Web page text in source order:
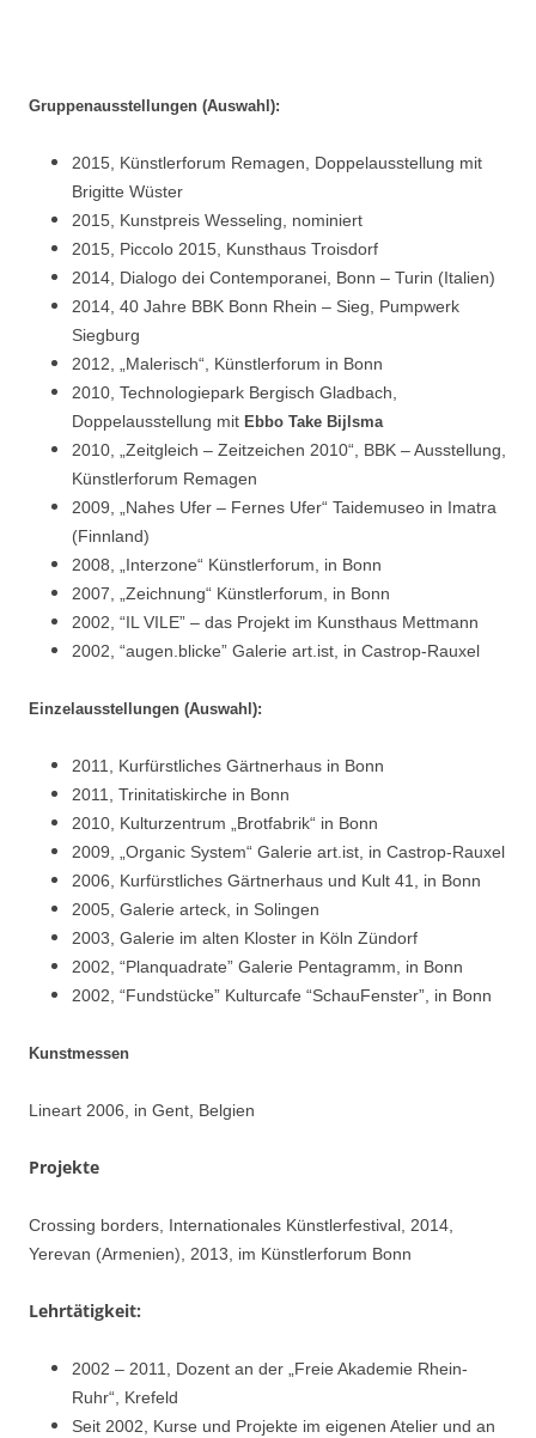
Gruppenausstellungen (Auswahl):
2015, Künstlerforum Remagen, Doppelausstellung mit
Brigitte Wüster
2015, Kunstpreis Wesseling, nominiert
2015, Piccolo 2015, Kunsthaus Troisdorf
2014, Dialogo dei Contemporanei, Bonn – Turin (Italien)
2014, 40 Jahre BBK Bonn Rhein – Sieg, Pumpwerk
Siegburg
2012, „Malerisch“, Künstlerforum in Bonn
2010, Technologiepark Bergisch Gladbach,
Doppelausstellung mit Ebbo Take Bijlsma
2010, „Zeitgleich – Zeitzeichen 2010“, BBK – Ausstellung,
Künstlerforum Remagen
2009, „Nahes Ufer – Fernes Ufer“ Taidemuseo in Imatra
(Finnland)
2008, „Interzone“ Künstlerforum, in Bonn
2007, „Zeichnung“ Künstlerforum, in Bonn
2002, “IL VILE” – das Projekt im Kunsthaus Mettmann
2002, “augen.blicke” Galerie art.ist, in Castrop-Rauxel
Einzelausstellungen (Auswahl):
2011, Kurfürstliches Gärtnerhaus in Bonn
2011, Trinitatiskirche in Bonn
2010, Kulturzentrum „Brotfabrik“ in Bonn
2009, „Organic System“ Galerie art.ist, in Castrop-Rauxel
2006, Kurfürstliches Gärtnerhaus und Kult 41, in Bonn
2005, Galerie arteck, in Solingen
2003, Galerie im alten Kloster in Köln Zündorf
2002, “Planquadrate” Galerie Pentagramm, in Bonn
2002, “Fundstücke” Kulturcafe “SchauFenster”, in Bonn
Kunstmessen
Lineart 2006, in Gent, Belgien
Projekte
Crossing borders, Internationales Künstlerfestival, 2014,
Yerevan (Armenien), 2013, im Künstlerforum Bonn
Lehrtätigkeit:
2002 – 2011, Dozent an der „Freie Akademie Rhein-
Ruhr“, Krefeld
Seit 2002, Kurse und Projekte im eigenen Atelier und an